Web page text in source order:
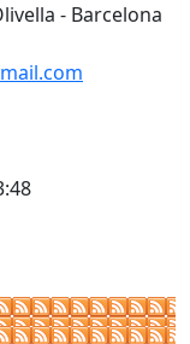
- Barcelona